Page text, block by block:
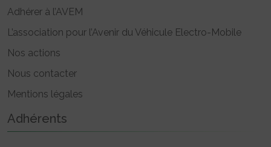
Adhérer à l’AVEM
L’association pour l’Avenir du Véhicule Electro-Mobile
Nos actions
Nous contacter
Mentions légales
Adhérents